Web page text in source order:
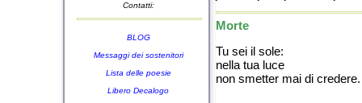
Contatti:
BLOG
Messaggi dei sostenitori
Lista delle poesie
Libero Decalogo
Morte
Tu sei il sole:
nella tua luce
non smetter mai di credere.